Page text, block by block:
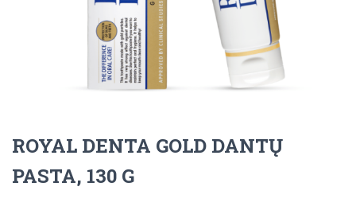
ROYAL DENTA GOLD DANTŲ
PASTA, 130 G